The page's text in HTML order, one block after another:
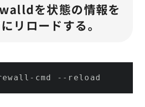
を状態の情報を
リロードする。
cmd --reload